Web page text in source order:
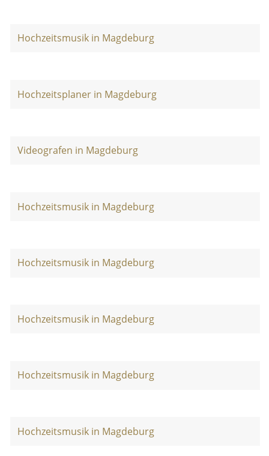
Hochzeitsmusik in Magdeburg
Hochzeitsplaner in Magdeburg
Videografen in Magdeburg
Hochzeitsmusik in Magdeburg
Hochzeitsmusik in Magdeburg
Hochzeitsmusik in Magdeburg
Hochzeitsmusik in Magdeburg
Hochzeitsmusik in Magdeburg